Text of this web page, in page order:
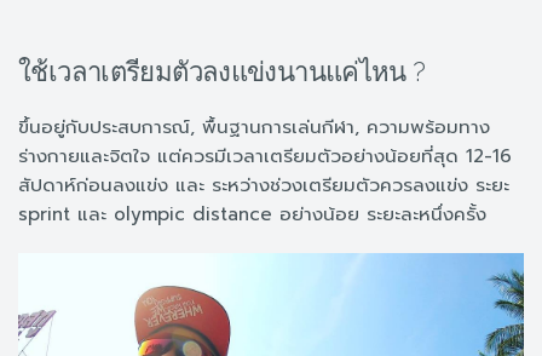
ใช้เวลาเตรียมตัวลงแข่งนานแค่ไหน ?
ขึ้นอยู่กับประสบการณ์, พื้นฐานการเล่นกีฬา, ความพร้อมทาง
ร่างกายและจิตใจ แต่ควรมีเวลาเตรียมตัวอย่างน้อยที่สุด 12-16
สัปดาห์ก่อนลงแข่ง และ ระหว่างช่วงเตรียมตัวควรลงแข่ง ระยะ
sprint และ olympic distance อย่างน้อย ระยะละหนึ่งครั้ง